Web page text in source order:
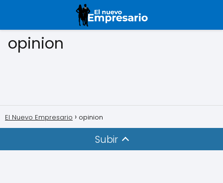
opinion
El Nuevo Empresario opinion
Subir